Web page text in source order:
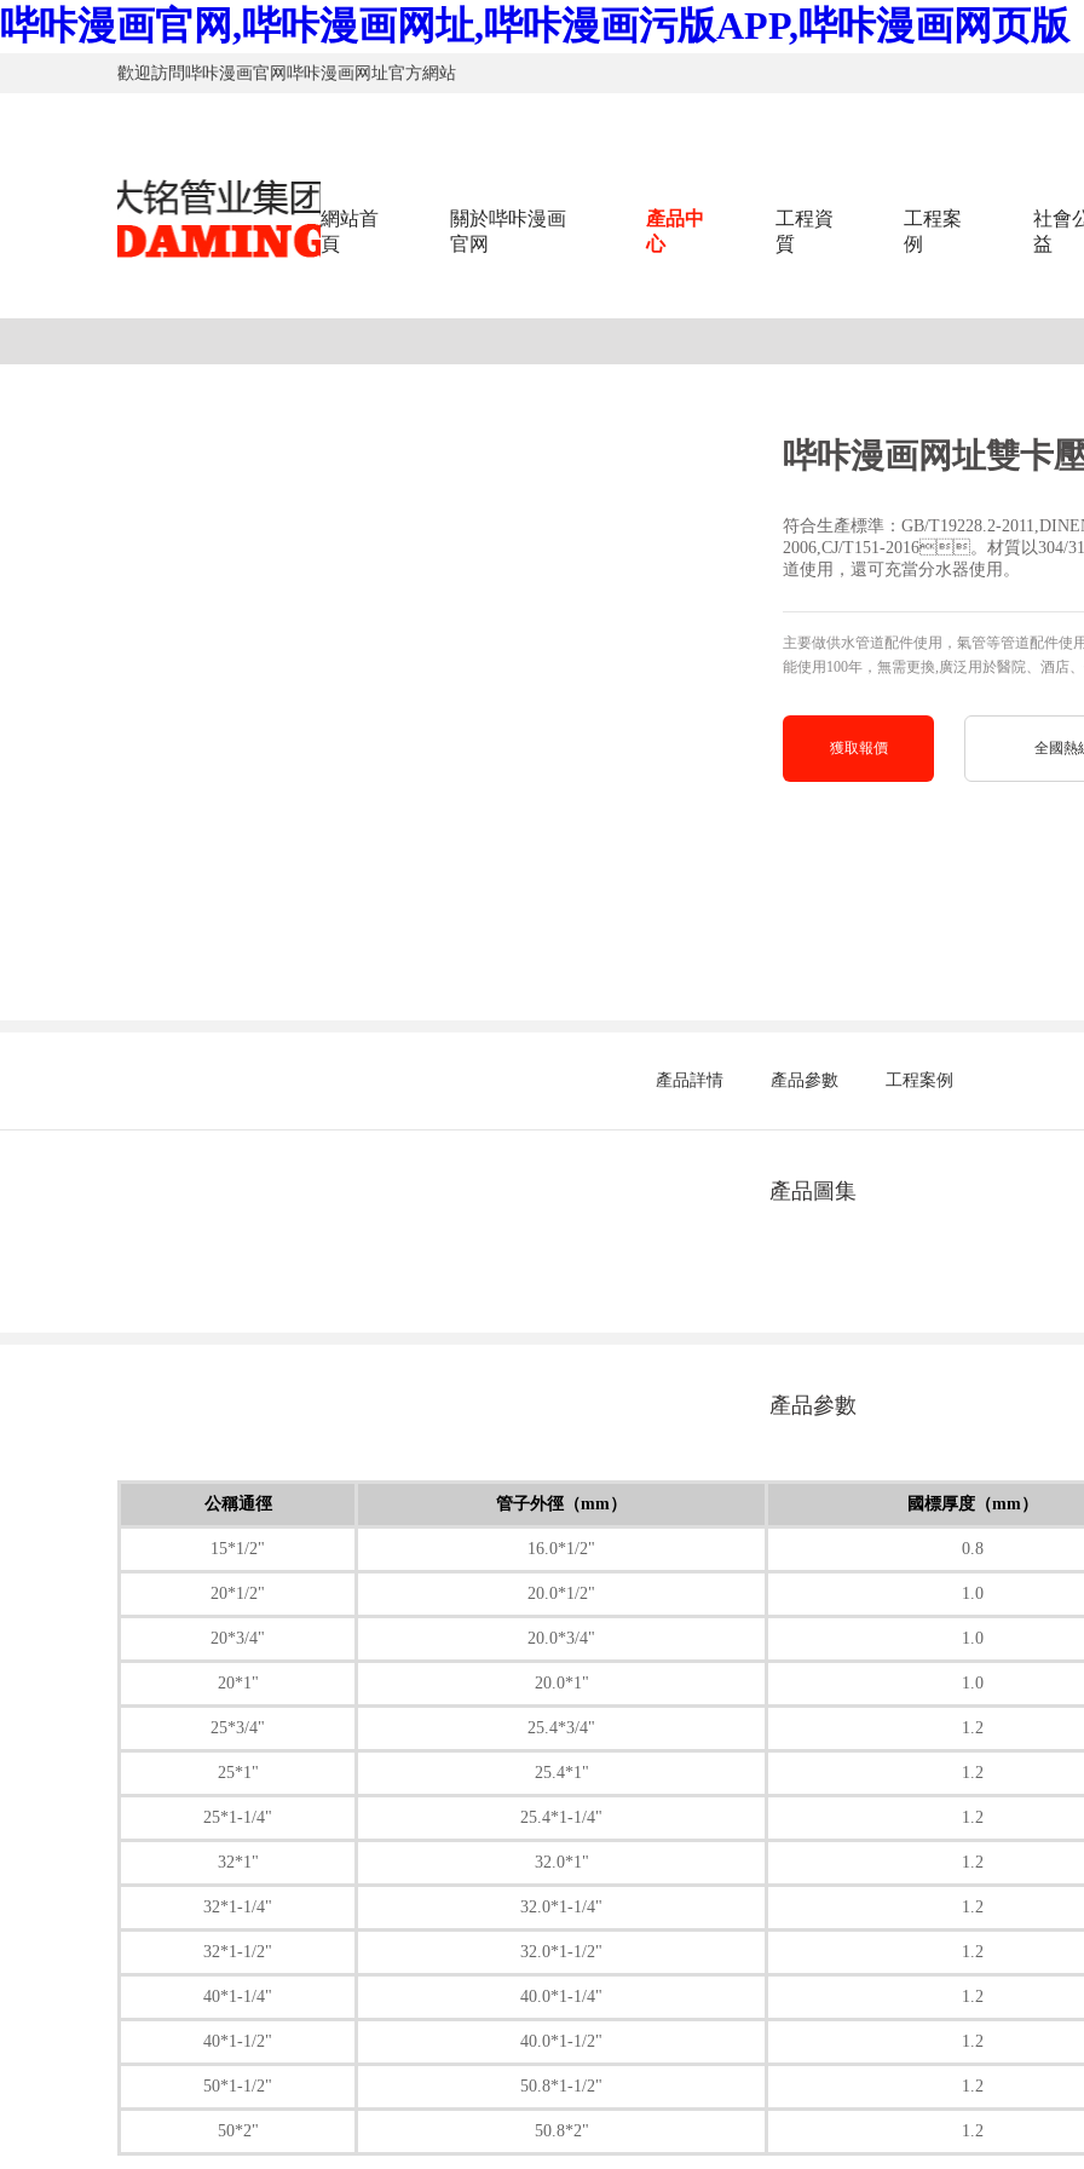
哔咔漫画官网,哔咔漫画网址,哔咔漫画污版APP,哔咔漫画网页版
歡迎訪問哔咔漫画官网哔咔漫画网址官方網站
網站首
頁
關於哔咔漫画
官网
產品中
心
工程資
質
工程案
例
社會
益
哔咔漫画网址雙卡
符合生產標準：GB/T19228.2-
2006,CJ/T151-2016。材質以304/
道使用，還可充當分水器使用。
主要做供水管道配件使用，氣管等管道配件使用、其
能使用100年，無需更換,廣泛用於醫院、酒店
獲取報價 全國熱
產品詳情 產品參數 工程案例
產品圖集
產品參數
公稱通徑 管子外徑（mm） 國標厚度（mm）
15*1/2" 16.0*1/2" 0.8
20*1/2" 20.0*1/2" 1.0
20*3/4" 20.0*3/4" 1.0
20*1" 20.0*1" 1.0
25*3/4" 25.4*3/4" 1.2
25*1" 25.4*1" 1.2
25*1-1/4" 25.4*1-1/4" 1.2
32*1" 32.0*1" 1.2
32*1-1/4" 32.0*1-1/4" 1.2
32*1-1/2" 32.0*1-1/2" 1.2
40*1-1/4" 40.0*1-1/4" 1.2
40*1-1/2" 40.0*1-1/2" 1.2
50*1-1/2" 50.8*1-1/2" 1.2
50*2" 50.8*2" 1.2